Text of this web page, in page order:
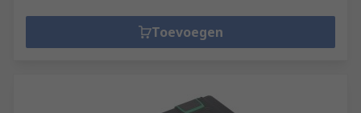
Toevoegen